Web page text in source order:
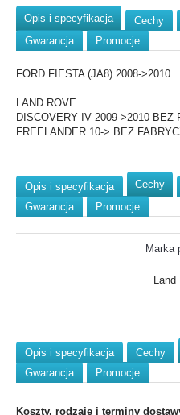
Opis i specyfikacja Cechy
Gwarancja
Promocje
FORD FIESTA (JA8) 2008->2010
LAND ROVE
DISCOVERY IV 2009->2010 BEZ
FREELANDER 10-> BEZ
Opis i specyfikacja Cechy
Gwarancja
Promocje
Marka
Land
Opis i specyfikacja Cechy
Gwarancja
Promocje
Koszty, rodzaje i terminy